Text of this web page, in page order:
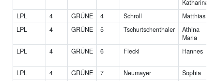
Katharina
LPL
4 GRÜNE 4 Schroll
Matthias
LPL
4 GRÜNE 5 Tschurtschenthaler
Athina
Maria
LPL
4 GRÜNE 6 Fleckl Hannes
LPL 4 GRÜNE 7 Neumayer
Sophia